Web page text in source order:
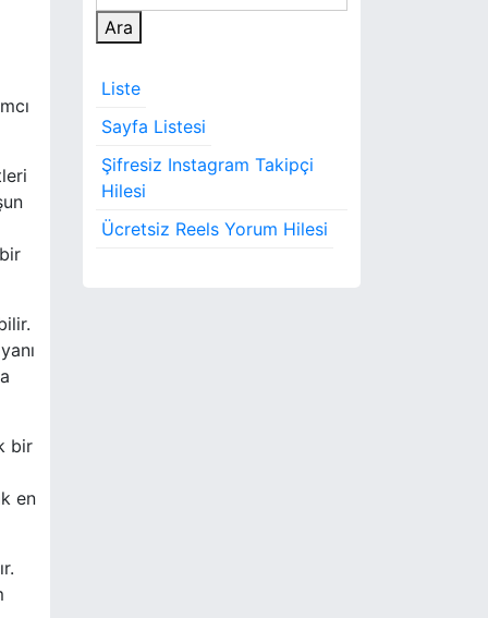
bir
en
Ara
Liste
Sayfa Listesi
Şifresiz Instagram Takipçi
Hilesi
Ücretsiz Reels Yorum Hilesi